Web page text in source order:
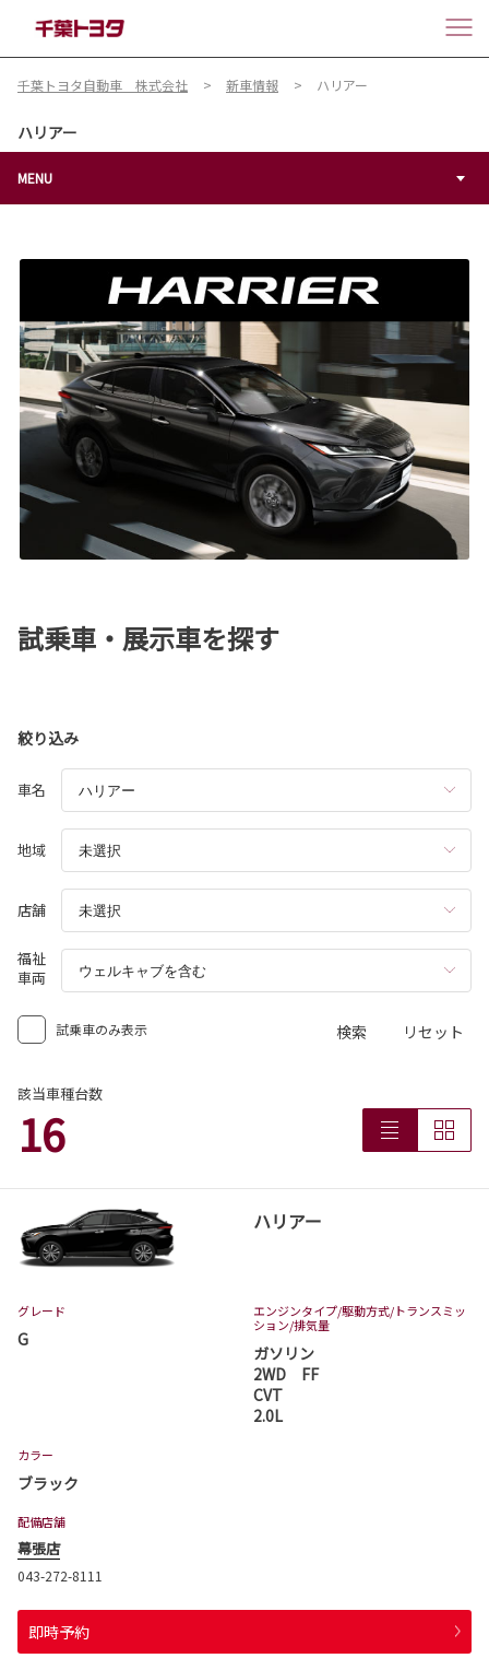
千葉トヨタ自動車 株式会社 新車情報 ハリアー
ハリアー
MENU
試乗車・展示車を探す
絞り込み
車名
地域
店舗
福祉
車両
試乗車のみ表示 検索 リセット
該当車種台数
16
ハリアー
グレード
G
エンジンタイプ/駆動方式/トランスミッ
ション/排気量
ガソリン
2WD FF
CVT
2.0L
カラー
ブラック
配備店舗
幕張店
043-272-8111
即時予約